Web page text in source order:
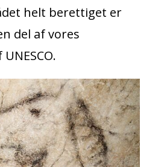
helt berettiget er
del af vores